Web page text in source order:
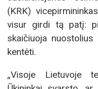
(KRK)
visur girdi tą patį:
skaičiuoja
kentėti.
„Visoje Lietuvoje